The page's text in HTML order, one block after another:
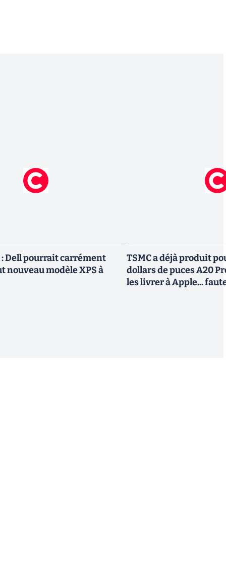
Dell pourrait carrément
nouveau modèle XPS à
TSMC a déjà produit
dollars de puces A20
les livrer à Apple...